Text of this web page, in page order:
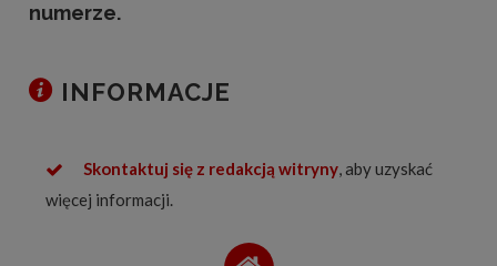
numerze.
INFORMACJE
Skontaktuj się z redakcją witryny, aby uzyskać
więcej informacji.